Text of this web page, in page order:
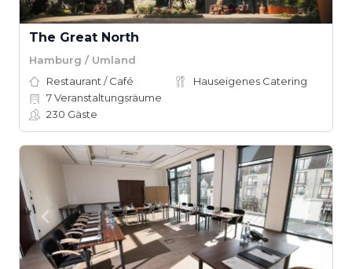
The Great North
Hamburg / Umland
Restaurant / Café
Hauseigenes Catering
7Veranstaltungsräume
230 Gäste